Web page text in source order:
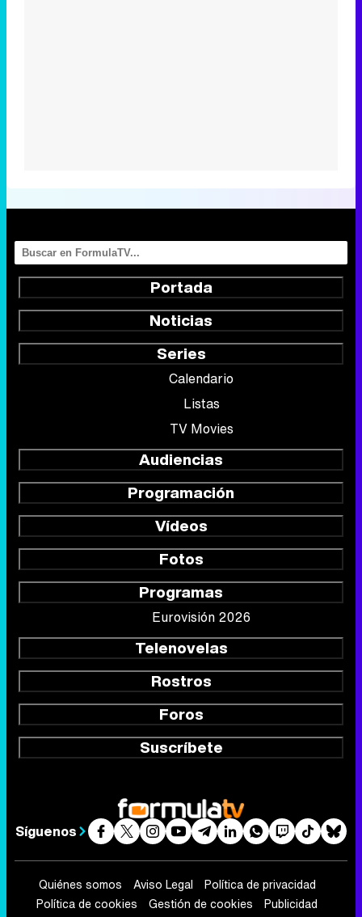
Portada
Noticias
Series
Calendario
Listas
TV Movies
Audiencias
Programación
Vídeos
Fotos
Programas
Eurovisión 2026
Telenovelas
Rostros
Foros
Suscríbete
Síguenos
Quiénes somos Aviso Legal
Política de privacidad
Política de cookies
Gestión de cookies
Publicidad